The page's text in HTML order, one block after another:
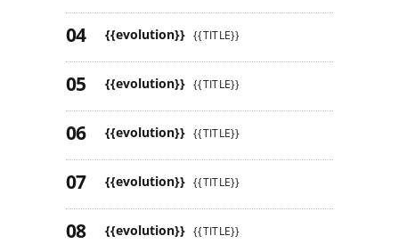
{{evolution}} {{TITLE}}
{{evolution}} {{TITLE}}
{{evolution}} {{TITLE}}
{{evolution}} {{TITLE}}
{{evolution}} {{TITLE}}